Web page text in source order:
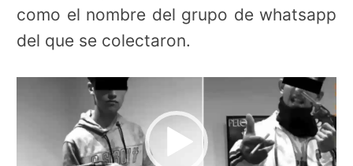
como el nombre del grupo de whatsapp
del que se colectaron.
Reproductor